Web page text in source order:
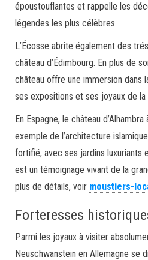
époustouflantes et rappelle les
légendes les plus célèbres.
L’Écosse abrite également des
château d’Édimbourg. En plus de
château offre une immersion dans
ses expositions et ses joyaux de la
En Espagne, le château
exemple de l’architecture
fortifié, avec ses jardins luxuriants
est un témoignage vivant de la
plus de détails, voir moustiers-
Forteresses
Parmi les joyaux à visiter
Neuschwanstein en Allemagne se